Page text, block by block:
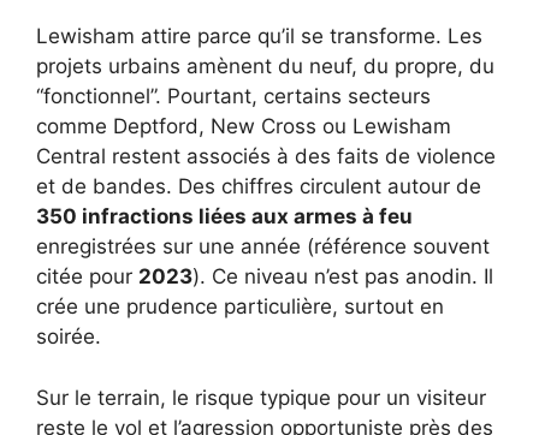
Lewisham attire parce qu’il se transforme. Les
projets urbains amènent du neuf, du propre, du
“fonctionnel”. Pourtant, certains secteurs
comme Deptford, New Cross ou Lewisham
Central restent associés à des faits de violence
et de bandes. Des chiffres circulent autour de
350 infractions liées aux armes à feu
enregistrées sur une année (référence souvent
citée pour 2023). Ce niveau n’est pas anodin. Il
crée une prudence particulière, surtout en
soirée.
Sur le terrain, le risque typique pour un visiteur
reste le vol et l’agression opportuniste près des